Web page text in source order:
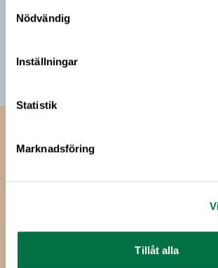
Nödvändig
Inställningar
Statistik
Marknadsföring
Tillåt alla
Jag vill få relevant information från
till min inkorg. Livsmedelsföretagen ska
Box 5501
Besök: Storgatan 19